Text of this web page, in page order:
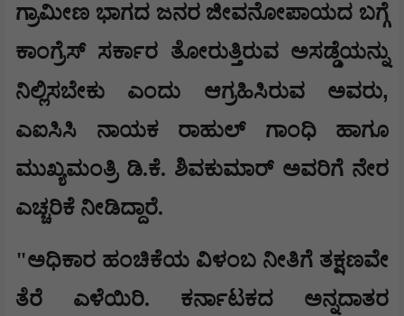
​ಗ್ರಾಮೀಣ ಭಾಗದ ಜನರ ಜೀವನೋಪಾಯದ ಬಗ್ಗೆ
ಕಾಂಗ್ರೆಸ್ ಸರ್ಕಾರ ತೋರುತ್ತಿರುವ ಅಸಡ್ಡೆಯನ್ನು
ನಿಲ್ಲಿಸಬೇಕು ಎಂದು ಆಗ್ರಹಿಸಿರುವ ಅವರು,
ಎಐಸಿಸಿ ನಾಯಕ ರಾಹುಲ್ ಗಾಂಧಿ ಹಾಗೂ
ಮುಖ್ಯಮಂತ್ರಿ ಡಿ.ಕೆ. ಶಿವಕುಮಾರ್ ಅವರಿಗೆ ನೇರ
ಎಚ್ಚರಿಕೆ ನೀಡಿದ್ದಾರೆ.
​"ಅಧಿಕಾರ ಹಂಚಿಕೆಯ ವಿಳಂಬ ನೀತಿಗೆ ತಕ್ಷಣವೇ
ತೆರೆ ಎಳೆಯಿರಿ. ಕರ್ನಾಟಕದ ಅನ್ನದಾತರ